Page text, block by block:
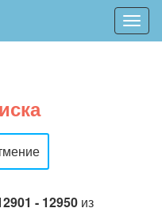
- 12950 из